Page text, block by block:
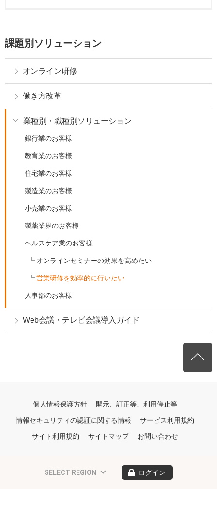
課題別ソリューション
オンライン研修
働き方改革
業種別・職種別ソリューション
銀行業のお客様
教育業のお客様
住宅業のお客様
製造業のお客様
小売業のお客様
製薬業界のお客様
ヘルスケア業のお客様
オンラインセミナーの効果を高めたい
営業研修を効率的に行いたい
人事部のお客様
Web会議・テレビ会議導入ガイド
個人情報保護方針 開示、訂正等、利用停止等
情報セキュリティの認証に関する情報 サービス利用規約
サイト利用規約 サイトマップ お問い合わせ
SELECT REGION ログイン